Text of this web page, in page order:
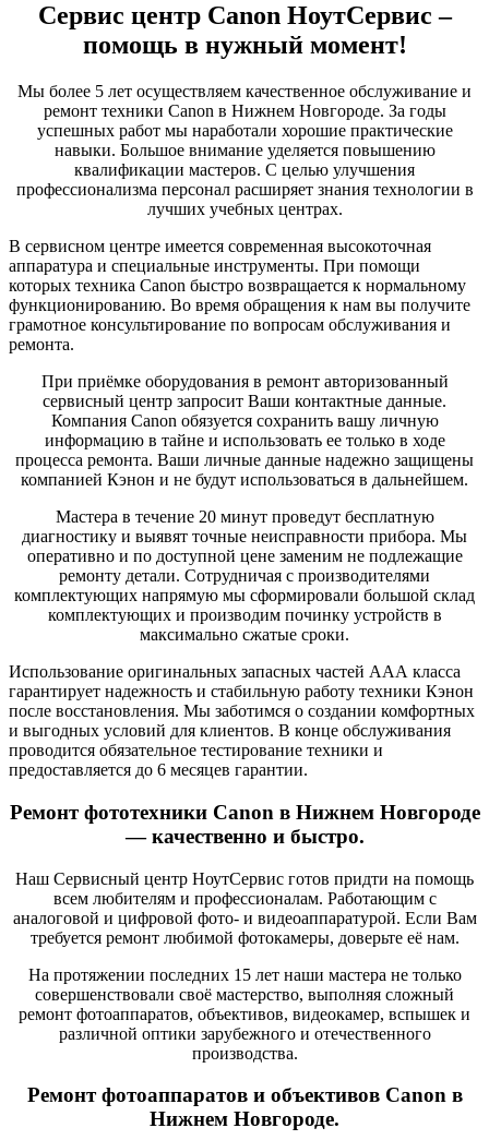
Сервис центр Canon НоутСервис –
помощь в нужный момент!
Мы более 5 лет осуществляем качественное обслуживание и
ремонт техники Canon в Нижнем Новгороде. За годы
успешных работ мы наработали хорошие практические
навыки. Большое внимание уделяется повышению
квалификации мастеров. С целью улучшения
профессионализма персонал расширяет знания технологии в
лучших учебных центрах.
В сервисном центре имеется современная высокоточная
аппаратура и специальные инструменты. При помощи
которых техника Canon быстро возвращается к нормальному
функционированию. Во время обращения к нам вы получите
грамотное консультирование по вопросам обслуживания и
ремонта.
При приёмке оборудования в ремонт авторизованный
сервисный центр запросит Ваши контактные данные.
Компания Canon обязуется сохранить вашу личную
информацию в тайне и использовать ее только в ходе
процесса ремонта. Ваши личные данные надежно защищены
компанией Кэнон и не будут использоваться в дальнейшем.
Мастера в течение 20 минут проведут бесплатную
диагностику и выявят точные неисправности прибора. Мы
оперативно и по доступной цене заменим не подлежащие
ремонту детали. Сотрудничая с производителями
комплектующих напрямую мы сформировали большой склад
комплектующих и производим починку устройств в
максимально сжатые сроки.
Использование оригинальных запасных частей ААА класса
гарантирует надежность и стабильную работу техники Кэнон
после восстановления. Мы заботимся о создании комфортных
и выгодных условий для клиентов. В конце обслуживания
проводится обязательное тестирование техники и
предоставляется до 6 месяцев гарантии.
Ремонт фототехники Canon в Нижнем Новгороде
— качественно и быстро.
Наш Сервисный центр НоутСервис готов придти на помощь
всем любителям и профессионалам. Работающим с
аналоговой и цифровой фото- и видеоаппаратурой. Если Вам
требуется ремонт любимой фотокамеры, доверьте её нам.
На протяжении последних 15 лет наши мастера не только
совершенствовали своё мастерство, выполняя сложный
ремонт фотоаппаратов, объективов, видеокамер, вспышек и
различной оптики зарубежного и отечественного
производства.
Ремонт фотоаппаратов и объективов Canon в
Нижнем Новгороде.